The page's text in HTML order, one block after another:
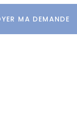
MA DEMANDE